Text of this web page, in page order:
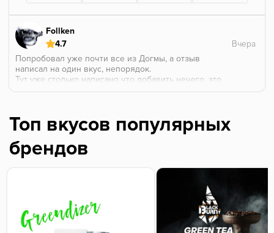
Follken
4.7
Попробовал уже почти все из Догмы, а отзыв
написал на один вкус, непорядок.
Тут уже столько написано что добавить нечего, это
было так: добавляем немножечко мороженого от МХ
и получаем что-то похожее на старый забытый вкус
«мороженое сигара» от чабы, это был топ вкус лично
для меня, жаль что его уже нет, ребята из Догмы,
Топ вкусов популярных
брендов